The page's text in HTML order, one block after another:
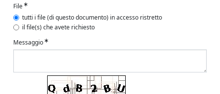
File
tutti i file (di questo documento) in accesso ristretto
il file(s) che avete richiesto
Messaggio